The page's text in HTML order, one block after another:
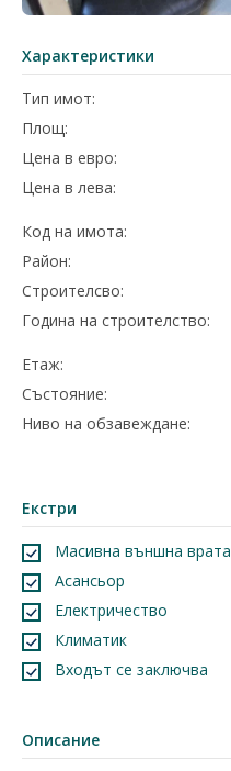
Характеристики
Тип имот:
Площ:
Цена в евро:
Цена в лева:
Код на имота:
Район:
Строителсво:
Година на строителство:
Етаж:
Състояние:
Ниво на обзавеждане:
Екстри
Масивна външна врата
Асансьор
Електричество
Климатик
Входът се заключва
Описание